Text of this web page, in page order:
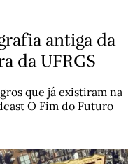
antiga da
da UFRGS
que já existiram na
O Fim do Futuro